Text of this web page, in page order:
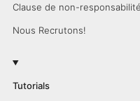
Clause de non-
Nous Recrutons!
Tutorials